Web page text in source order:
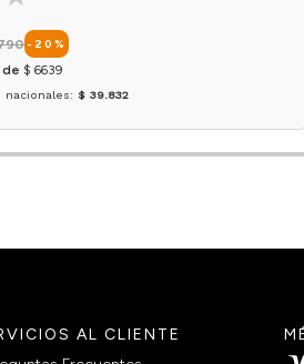
- 20 %
de $ 6639
nacionales: $ 39.832
AL CLIENTE